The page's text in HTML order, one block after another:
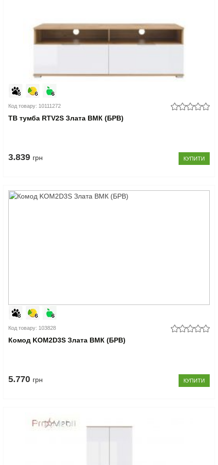
Код товару: 10111272
ТВ тумба RTV2S Злата ВМК (БРВ)
3.839 грн КУПИТИ
Код товару: 103828
Комод KOM2D3S Злата ВМК (БРВ)
5.770 грн КУПИТИ